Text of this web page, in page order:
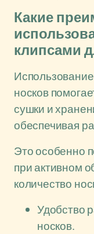
Какие
клипсами
носков
сушки и
обеспечивая
Это особенно
при активном
количество
Удобство
носков.